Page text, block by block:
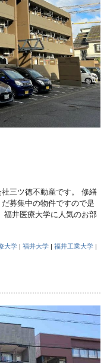
三ツ徳不動産です。 修繕
募集中の物件ですので是
福井医療大学に人気のお部
大学 |福井大学 |福井工業大学